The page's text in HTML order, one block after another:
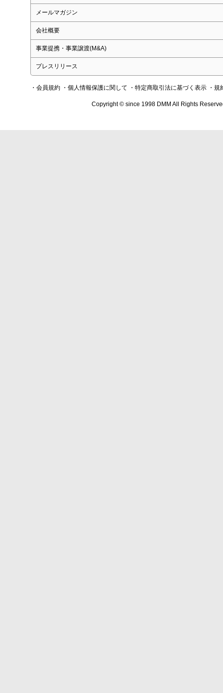
メールマガジン
会社概要
事業提携・事業譲渡(M&A)
プレスリリース
・会員規約 ・個人情報保護に関して ・特定商取引法に基づく表示 ・規
Copyright © since 1998 DMM All Rights